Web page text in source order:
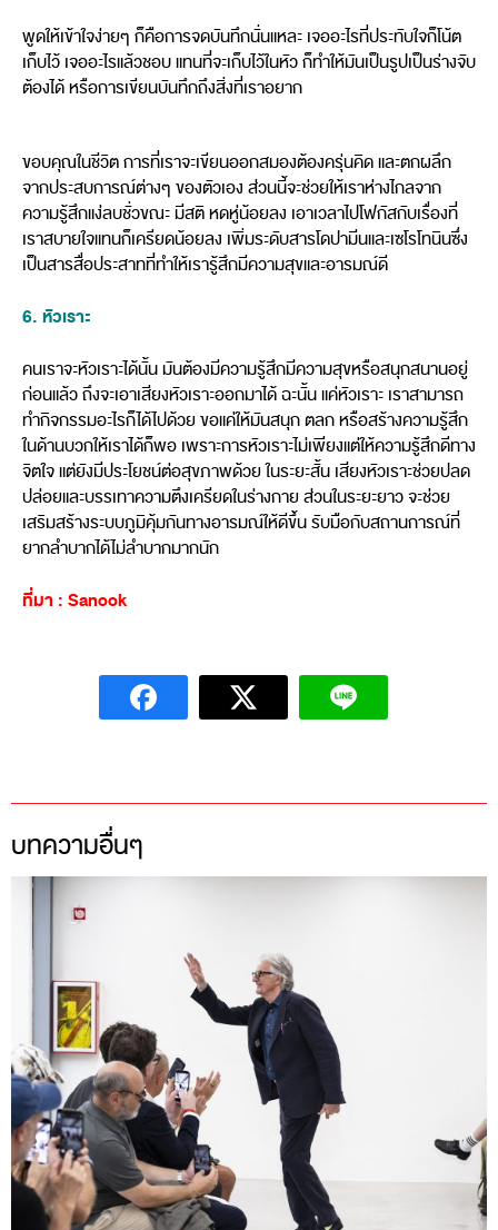
พูดให้เข้าใจง่ายๆ ก็คือการจดบันทึกนั่นแหละ เจออะไรที่ประทับใจก็โน้ต
เก็บไว้ เจออะไรแล้วชอบ แทนที่จะเก็บไว้ในหัว ก็ทำให้มันเป็นรูปเป็นร่างจับ
ต้องได้ หรือการเขียนบันทึกถึงสิ่งที่เราอยาก
ขอบคุณในชีวิต การที่เราจะเขียนออกสมองต้องครุ่นคิด และตกผลึก
จากประสบการณ์ต่างๆ ของตัวเอง ส่วนนี้จะช่วยให้เราห่างไกลจาก
ความรู้สึกแง่ลบชั่วขณะ มีสติ หดหู่น้อยลง เอาเวลาไปโฟกัสกับเรื่องที่
เราสบายใจแทนก็เครียดน้อยลง เพิ่มระดับสารโดปามีนและเซโรโทนินซึ่ง
เป็นสารสื่อประสาทที่ทำให้เรารู้สึกมีความสุขและอารมณ์ดี
6. หัวเราะ
คนเราจะหัวเราะได้นั้น มันต้องมีความรู้สึกมีความสุขหรือสนุกสนานอยู่
ก่อนแล้ว ถึงจะเอาเสียงหัวเราะออกมาได้ ฉะนั้น แค่หัวเราะ เราสามารถ
ทำกิจกรรมอะไรก็ได้ไปด้วย ขอแค่ให้มันสนุก ตลก หรือสร้างความรู้สึก
ในด้านบวกให้เราได้ก็พอ เพราะการหัวเราะไม่เพียงแต่ให้ความรู้สึกดีทาง
จิตใจ แต่ยังมีประโยชน์ต่อสุขภาพด้วย ในระยะสั้น เสียงหัวเราะช่วยปลด
ปล่อยและบรรเทาความตึงเครียดในร่างกาย ส่วนในระยะยาว จะช่วย
เสริมสร้างระบบภูมิคุ้มกันทางอารมณ์ให้ดีขึ้น รับมือกับสถานการณ์ที่
ยากลำบากได้ไม่ลำบากมากนัก
ที่มา : Sanook
บทความอื่นๆ